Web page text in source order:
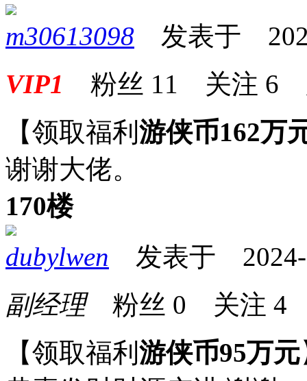
m30613098 发表于
VIP1 粉丝 11 关注 6
【领取福利 游侠币162万
谢谢大佬。
170楼
dubylwen 发表于 2024-
副经理粉丝 0 关注 4
【领取福利 游侠币95万元